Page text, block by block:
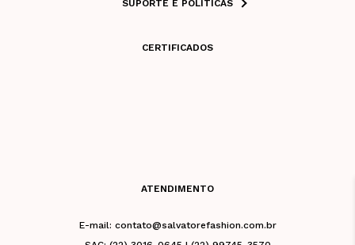
SUPORTE E POLÍTICAS
CERTIFICADOS
ATENDIMENTO
E-mail: contato@salvatorefashion.com.br